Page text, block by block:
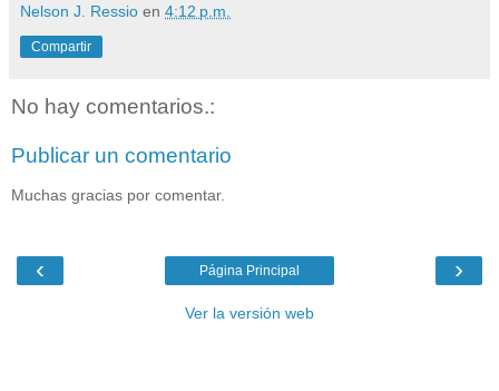
Nelson J. Ressio en 4:12 p.m.
Compartir
No hay comentarios.:
Publicar un comentario
Muchas gracias por comentar.
‹ ›
Página Principal
Ver la versión web